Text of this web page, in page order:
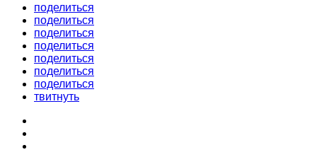
поделиться
поделиться
поделиться
поделиться
поделиться
поделиться
поделиться
твитнуть